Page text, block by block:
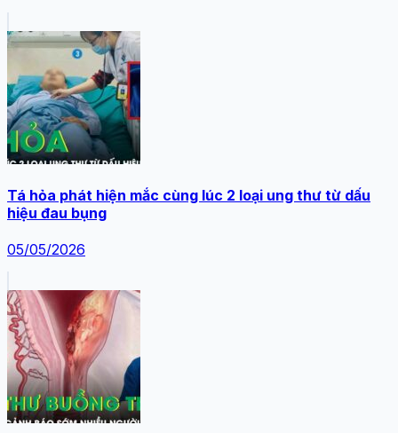
Tá hỏa phát hiện mắc cùng lúc 2 loại ung thư từ dấu
hiệu đau bụng
05/05/2026